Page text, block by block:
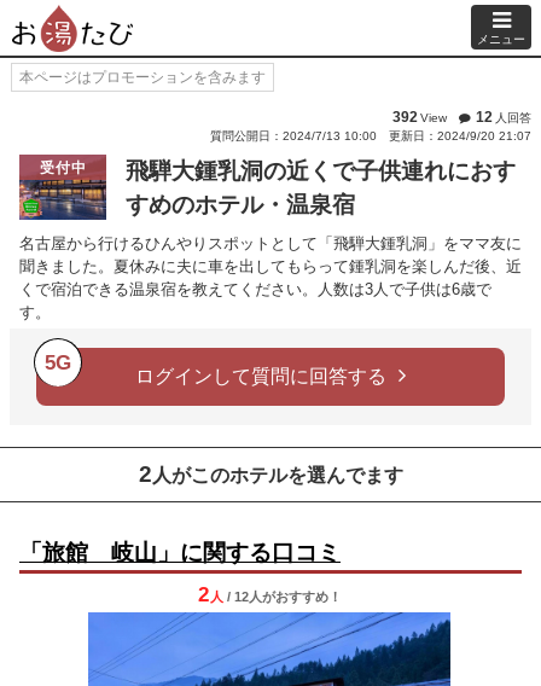
メニュー
本ページはプロモーションを含みます
392View 12 人回答
質問公開日：2024/7/13 10:00
更新日：2024/9/20 21:07
受付中
飛騨大鍾乳洞の近くで子供連れにおす
すめのホテル・温泉宿
名古屋から行けるひんやりスポットとして「飛騨大鍾乳洞」をママ友に
聞きました。夏休みに夫に車を出してもらって鍾乳洞を楽しんだ後、近
くで宿泊できる温泉宿を教えてください。人数は3人で子供は6歳で
す。
5G
ログインして質問に回答する
2 人がこのホテルを選んでます
「旅館 岐山」に関する口コミ
2 人 / 12人がおすすめ！